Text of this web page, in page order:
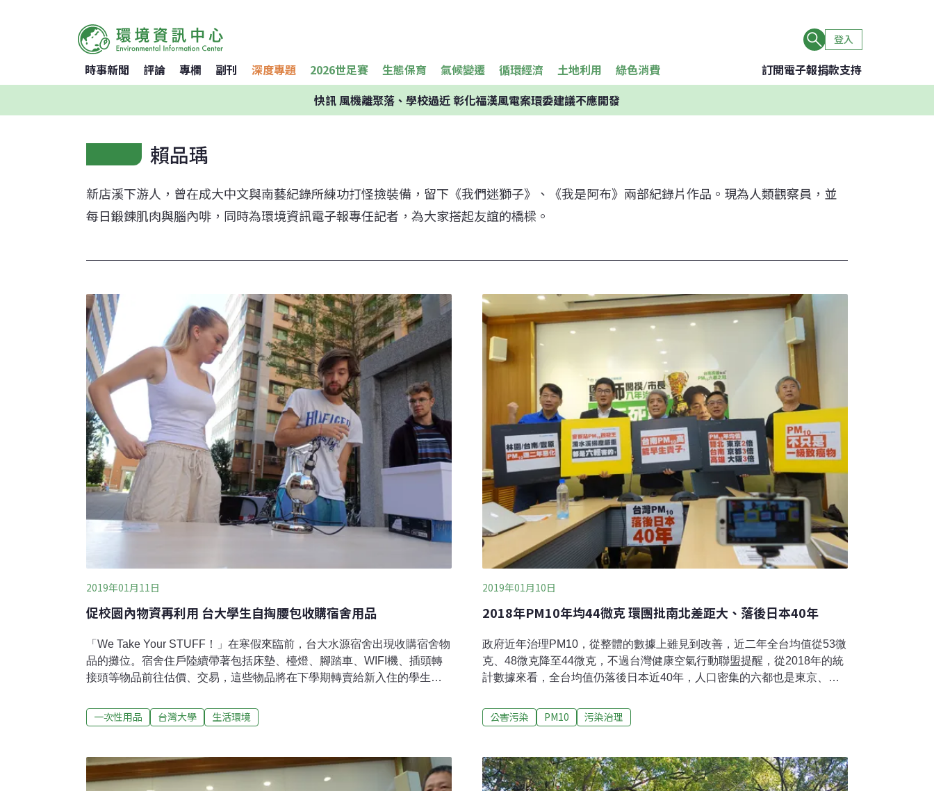
登入
時事新聞 評論 專欄 副刊 深度專題 2026世足賽 生態保育 氣候變遷 循環經濟 土地利用 綠色消費 訂閱電子報捐款支持
快訊風機離聚落、學校過近 彰化福漢風電案環委建議不應開發
賴品瑀
新店溪下游人，曾在成大中文與南藝紀錄所練功打怪撿裝備，留下《我們迷獅子》、《我是阿布》兩部紀錄片作品。現為人類觀察員，並
每日鍛鍊肌肉與腦內啡，同時為環境資訊電子報專任記者，為大家搭起友誼的橋樑。
2019年01月11日
促校園內物資再利用 台大學生自掏腰包收購宿舍用品
「We Take Your STUFF！」在寒假來臨前，台大水源宿舍出現收購宿舍物
品的攤位。宿舍住戶陸續帶著包括床墊、檯燈、腳踏車、WIFI機、插頭轉
接頭等物品前往估價、交易，這些物品將在下學期轉賣給新入住的學生。
動，希望這一些物資可以就地在台大校園繼續活用。校園內的新嘗試 收購
五項用不到的住宿用品高怡瑄表示，每學期宿舍都有學生進出，過去雖然
可能因為沒有認識的同學可接手，或是懶得處理，就乾脆棄置在宿舍。以
水源BOT宿舍為例，管理者將會清空宿舍，雖會將回收水桶、衣架等較簡
一次性用品 台灣大學 生活環境
2019年01月10日
2018年PM10年均44微克 環團批南北差距大、落後日本40年
政府近年治理PM10，從整體的數據上雖見到改善，近二年全台均值從53微
克、48微克降至44微克，不過台灣健康空氣行動聯盟提醒，從2018年的統
計數據來看，全台均值仍落後日本近40年，人口密集的六都也是東京、大
事長葉光芃提醒，PM10不但是WHO公告的一級致癌物，更可能造成胎兒
體重過輕、影響孩童腦部發育、甚至引發失智、心血管疾病等。環團：雲
PM10均值為43.6微克。葉光芃批，與日本相比，日本在2016年已達到20
微克以下，台灣的43.6微克幾乎是日本1974年的水準，落後了近40年。葉
公害污染 PM10 污染治理